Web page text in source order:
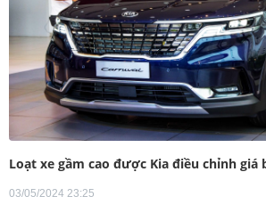
Loạt xe gầm cao được Kia điều chỉnh giá
03/05/2024 23:25